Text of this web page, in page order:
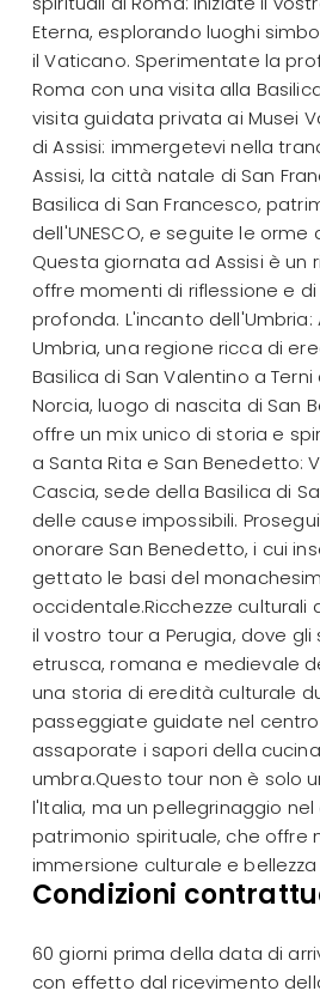
Eterna, esplorando luoghi
il Vaticano. Sperimentate la
Roma con una visita alla
visita guidata privata ai Musei
di Assisi: immergetevi nella
Assisi, la città natale di San
Basilica di San Francesco,
dell'UNESCO, e seguite le orme
Questa giornata ad Assisi è un
offre momenti di riflessione e
profonda. L'incanto
Umbria, una regione ricca di
Basilica di San Valentino a
Norcia, luogo di nascita di San
offre un mix unico di storia e
a Santa Rita e San Benedetto:
Cascia, sede della Basilica di
delle cause impossibili.
onorare San Benedetto, i cui
gettato le basi del
occidentale.Ricchezze culturali
il vostro tour a Perugia, dove
etrusca, romana e medievale
una storia di eredità culturale
passeggiate guidate nel
assaporate i sapori della
umbra.Questo tour non è solo
l'Italia, ma un pellegrinaggio
patrimonio spirituale, che offre
immersione culturale e
Condizioni
60 giorni prima della data di
con effetto dal ricevimento